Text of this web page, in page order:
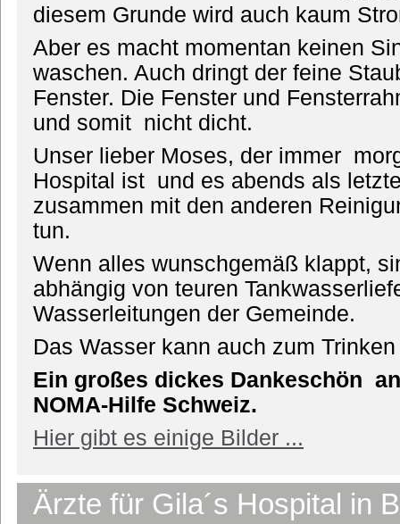
diesem Grunde wird auch kaum
Aber es macht momentan keinen
waschen. Auch dringt der feine
Fenster. Die Fenster und
und somit nicht dicht.
Unser lieber Moses, der immer
Hospital ist und es abends als
zusammen mit den anderen
tun.
Wenn alles wunschgemäß klappt,
abhängig von teuren
Wasserleitungen der Gemeinde.
Das Wasser kann auch zum
Ein großes dickes Dankeschön
NOMA-Hilfe Schweiz.
Hier gibt es einige Bilder ...
Ärzte für Gila´s Hospital in